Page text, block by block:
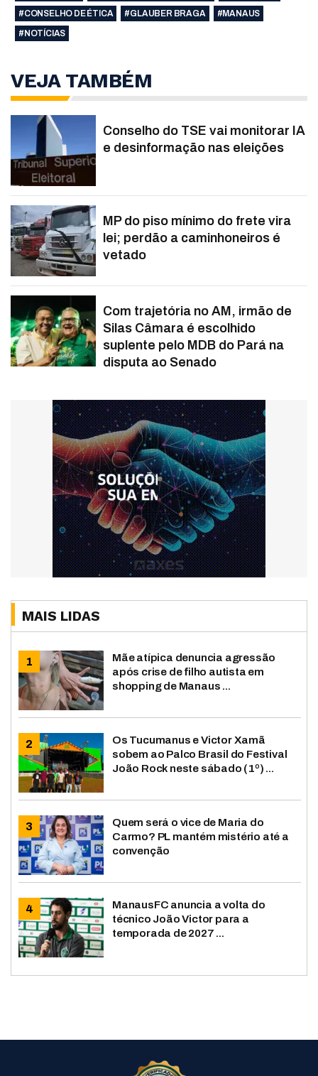
#CONSELHO DE ÉTICA
#GLAUBER BRAGA
#MANAUS
#NOTÍCIAS
VEJA TAMBÉM
Conselho do TSE vai monitorar IA
e desinformação nas eleições
MP do piso mínimo do frete vira
lei; perdão a caminhoneiros é
vetado
Com trajetória no AM, irmão de
Silas Câmara é escolhido
suplente pelo MDB do Pará na
disputa ao Senado
MAIS LIDAS
Mãe atípica denuncia agressão
após crise de filho autista em
shopping de Manaus ...
Os Tucumanus e Victor Xamã
sobem ao Palco Brasil do Festival
João Rock neste sábado (1º) ...
Quem será o vice de Maria do
Carmo? PL mantém mistério até a
convenção
ManausFC anuncia a volta do
técnico João Victor para a
temporada de 2027 ...